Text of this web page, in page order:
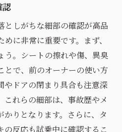
認
としがちな細部の確認が高品
に非常に重要です。まず、
う。シートの擦れや傷、異臭
とで、前のオーナーの使い方
やドアの閉まり具合も注意深
これらの細部は、事故歴やメ
かりとなります。さらに、タ
の反応も試乗中に確認するこ